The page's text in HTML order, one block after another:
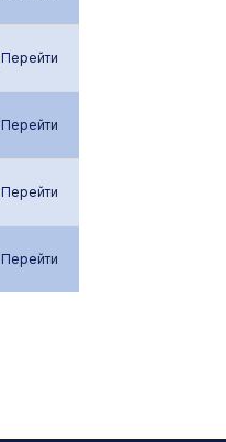
Перейти
Перейти
Перейти
Перейти